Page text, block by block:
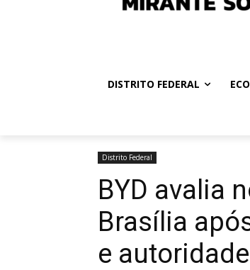
DISTRITO FEDERAL
Distrito Federal
BYD avalia
Brasília
e